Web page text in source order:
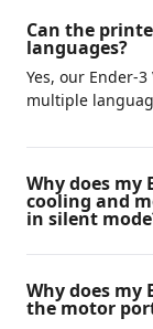
Can the
languages?
Yes, our Ender-
multiple
Why does my
cooling and
in silent
Why does my
the motor